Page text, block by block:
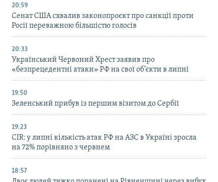
20:59
Cенат США схвалив законопроєкт про санкції проти
Росії переважною більшістю голосів
20:33
Український Червоний Хрест заявив про
«безпрецедентні атаки» РФ на свої об’єкти в липні
19:50
Зеленський прибув із першим візитом до Сербії
19:23
CIR: у липні кількість атак РФ на АЗС в Україні зросла
на 72% порівняно з червнем
18:57